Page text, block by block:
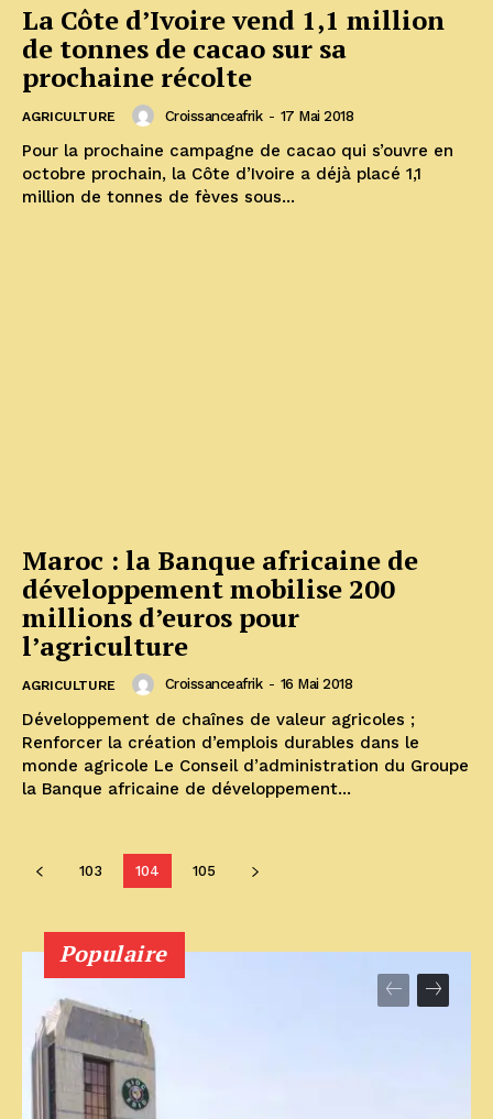
La Côte d’Ivoire vend 1,1 million
de tonnes de cacao sur sa
prochaine récolte
AGRICULTURE Croissanceafrik - 17 Mai 2018
Pour la prochaine campagne de cacao qui s’ouvre en
octobre prochain, la Côte d’Ivoire a déjà placé 1,1
million de tonnes de fèves sous...
Maroc : la Banque africaine de
développement mobilise 200
millions d’euros pour
l’agriculture
AGRICULTURE Croissanceafrik - 16 Mai 2018
Développement de chaînes de valeur agricoles ;
Renforcer la création d’emplois durables dans le
monde agricole Le Conseil d’administration du Groupe
la Banque africaine de développement...
103 104 105
Populaire